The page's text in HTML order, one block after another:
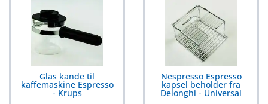
Glas kande til
kaffemaskine Espresso
- Krups
Nespresso Espresso
kapsel beholder fra
Delonghi - Universal